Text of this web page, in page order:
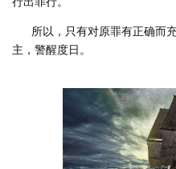
所以，只有对原罪有正确而
主，警醒度日。